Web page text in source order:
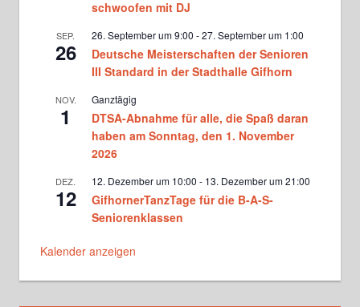
Sonntag, 18.00 - 19.30
Parmigeis bei Ina Langner
Montag, 18.30 - 20.00
Hobbytanz bei Lajos Nagy
Montag, 18.30 - 20.00
Turniergruppe Basics bei Martina
und Matthias Donners
Dienstag, 18.30 - 20.00
Standardformation bei Martina
und Matthias Donners
schwoofen mit DJ
SEP.
26
26. September um 9:00 -27. September um 1:00
Deutsche Meisterschaften der Senioren
III Standard in der Stadthalle Gifhorn
NOV.
1
Ganztägig
DTSA-Abnahme für alle, die Spaß daran
haben am Sonntag, den 1. November
2026
DEZ.
12
12. Dezember um 10:00 - 13. Dezember um 21:00
GifhornerTanzTage für die B-A-S-
Seniorenklassen
Kalender anzeigen